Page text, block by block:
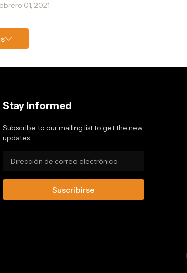
ICRT, ICAIC, Telesur, FARvisión y Mundo
01, 2021
Stay Informed
Subscribe to our mailing list to get the new
updates.